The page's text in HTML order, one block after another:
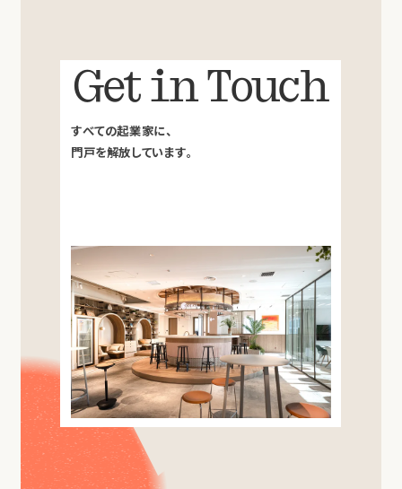
Get in Touch
すべての起業家に、
門戸を解放しています。